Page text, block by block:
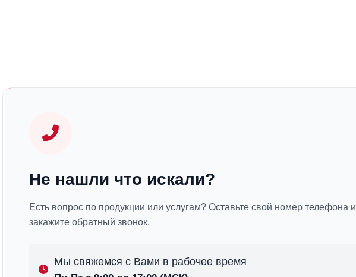
Не нашли что искали?
Есть вопрос по продукции или услугам? Оставьте свой номер телефона и
закажите обратный звонок.
Мы свяжемся с Вами в рабочее время